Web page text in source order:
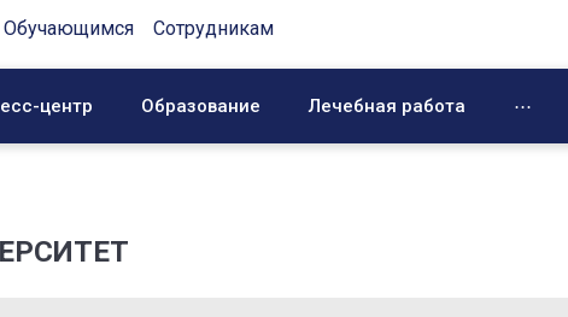
Обучающимся Сотрудникам
центр Образование Лечебная работа ⋯